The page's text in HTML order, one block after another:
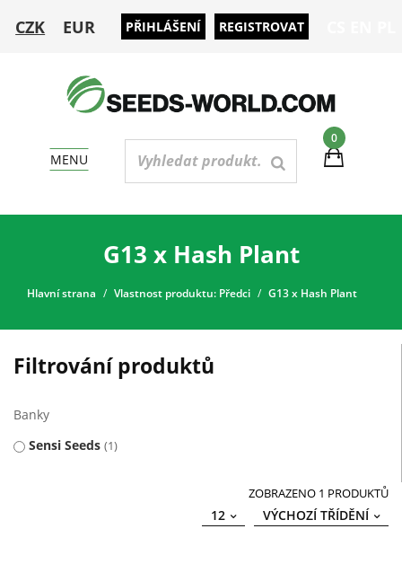
CZK EUR PŘIHLÁŠENÍ REGISTROVAT
0
MENU
G13 x Hash Plant
Hlavní strana Vlastnost produktu: Předci G13 x Hash Plant
Filtrování produktů
Banky
Sensi Seeds 1
ZOBRAZENO 1 PRODUKTŮ
VÝCHOZÍ TŘÍDĚNÍ
12